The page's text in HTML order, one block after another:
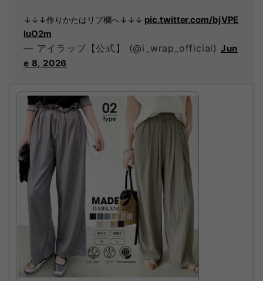
↓↓↓作りかたはリプ欄へ↓↓↓ pic.twitter.com/bjVPE
luO2m
— アイラップ【公式】 (@i_wrap_official) Jun
e 8, 2026